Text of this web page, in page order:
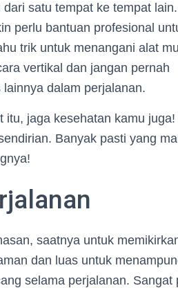
satu tempat ke tempat
perlu bantuan profesional
trik untuk menangani alat
vertikal dan jangan pernah
dalam perjalanan.
jaga kesehatan kamu juga!
Banyak pasti yang
saatnya untuk
dan luas untuk
selama perjalanan. Sangat